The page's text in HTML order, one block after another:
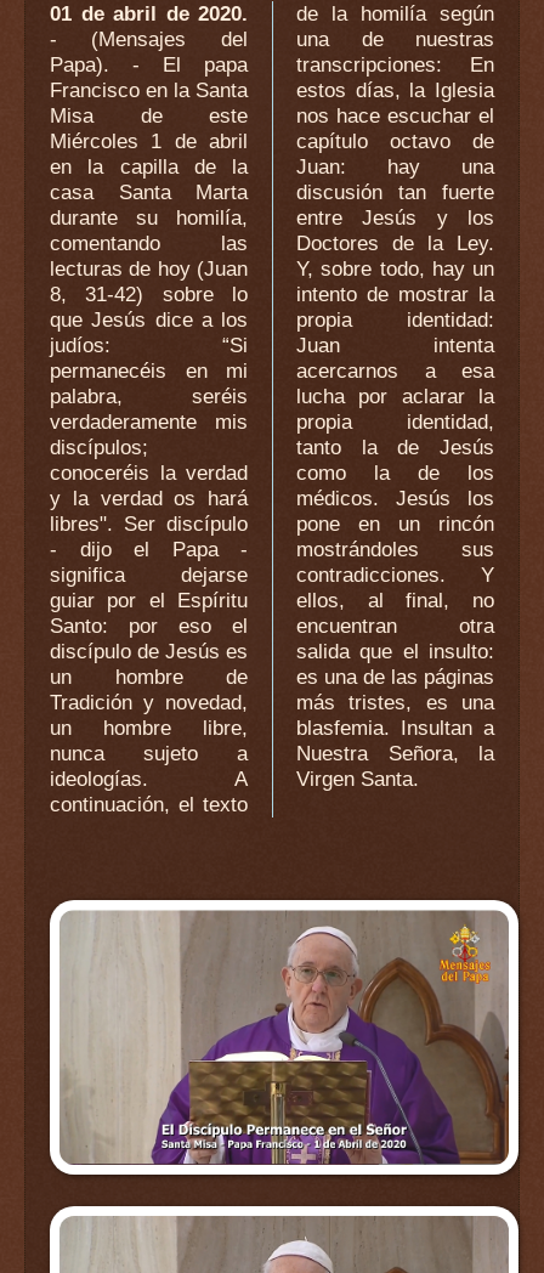
01 de abril de 2020.
- (Mensajes del
Papa). - El papa
Francisco en la Santa
Misa de este
Miércoles 1 de abril
en la capilla de la
casa Santa Marta
durante su homilía,
comentando las
lecturas de hoy (Juan
8, 31-42) sobre lo
que Jesús dice a los
judíos: “Si
permanecéis en mi
palabra, seréis
verdaderamente mis
discípulos;
conoceréis la verdad
y la verdad os hará
libres". Ser discípulo
- dijo el Papa -
significa dejarse
guiar por el Espíritu
Santo: por eso el
discípulo de Jesús es
un hombre de
Tradición y novedad,
un hombre libre,
nunca sujeto a
ideologías. A
continuación, el texto
de la homilía según
una de nuestras
transcripciones: En
estos días, la Iglesia
nos hace escuchar el
capítulo octavo de
Juan: hay una
discusión tan fuerte
entre Jesús y los
Doctores de la Ley.
Y, sobre todo, hay un
intento de mostrar la
propia identidad:
Juan intenta
acercarnos a esa
lucha por aclarar la
propia identidad,
tanto la de Jesús
como la de los
médicos. Jesús los
pone en un rincón
mostrándoles sus
contradicciones. Y
ellos, al final, no
encuentran otra
salida que el insulto:
es una de las páginas
más tristes, es una
blasfemia. Insultan a
Nuestra Señora, la
Virgen Santa.